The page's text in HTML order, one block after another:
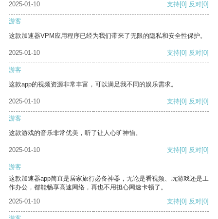
2025-01-10 支持[0] 反对[0]
游客
这款加速器VPM应用程序已经为我们带来了无限的隐私和安全性保护。
2025-01-10 支持[0] 反对[0]
游客
这款app的视频资源非常丰富，可以满足我不同的娱乐需求。
2025-01-10 支持[0] 反对[0]
游客
这款游戏的音乐非常优美，听了让人心旷神怡。
2025-01-10 支持[0] 反对[0]
游客
这款加速器app简直是居家旅行必备神器，无论是看视频、玩游戏还是工
作办公，都能畅享高速网络，再也不用担心网速卡顿了。
2025-01-10
支持[0] 反对[0]